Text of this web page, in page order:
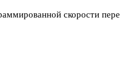
скорости